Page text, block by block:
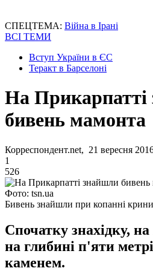
СПЕЦТЕМА: Війна в Ірані
ВСІ ТЕМИ
Вступ України в ЄС
Теракт в Барселоні
На
бивень мамонта
Корреспондент.net, 21 вересня
1
526
Фото: tsn.ua
Бивень знайшли при копанні
Спочатку знахідку,
на глибині п'яти
каменем.